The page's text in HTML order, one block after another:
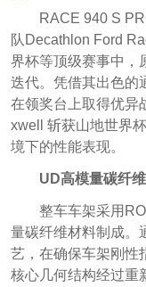
RACE 940 S
队Decathlon Ford
界杯等顶级赛事中，
迭代。凭借其出色的
在领奖台上取得优异
xwell 斩获山地世界
境下的性能表现。
UD高模量碳纤
整车车架采用
量碳纤维材料制成。
艺，在确保车架刚性
核心几何结构经过重